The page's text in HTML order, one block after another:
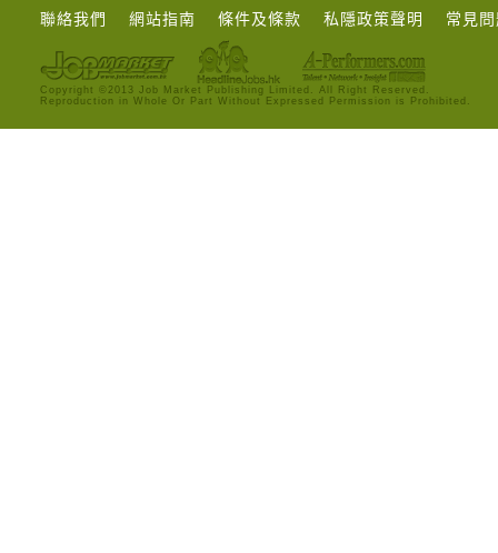
聯絡我們 網站指南 條件及條款 私隱政策聲明 常見
Copyright ©2013 Job Market Publishing Limited. All Right Reserved.
Reproduction in Whole Or Part Without Expressed Permission is Prohibited.